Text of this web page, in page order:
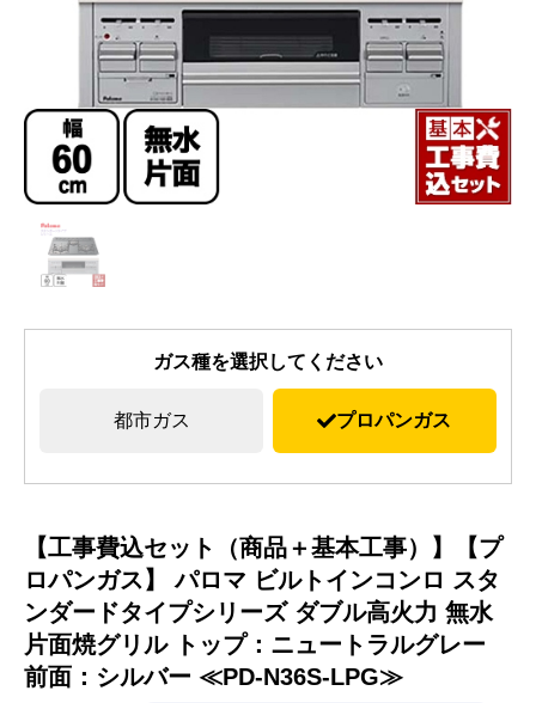
ガス種を選択してください
都市ガス プロパンガス
【工事費込セット（商品＋基本工事）】【プ
ロパンガス】 パロマ ビルトインコンロ スタ
ンダードタイプシリーズ ダブル高火力 無水
片面焼グリル トップ：ニュートラルグレー
前面：シルバー ≪PD-N36S-LPG≫